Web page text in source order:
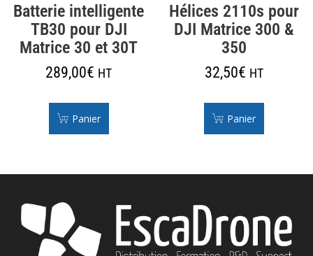
Batterie intelligente
TB30 pour DJI
Matrice 30 et 30T
289,00€ HT
Panier
Hélices 2110s pour
DJI Matrice 300 &
350
32,50€ HT
Panier